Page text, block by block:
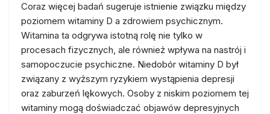
Coraz więcej badań sugeruje istnienie związku między
poziomem witaminy D a zdrowiem psychicznym.
Witamina ta odgrywa istotną rolę nie tylko w
procesach fizycznych, ale również wpływa na nastrój i
samopoczucie psychiczne. Niedobór witaminy D był
związany z wyższym ryzykiem wystąpienia depresji
oraz zaburzeń lękowych. Osoby z niskim poziomem tej
witaminy mogą doświadczać objawów depresyjnych